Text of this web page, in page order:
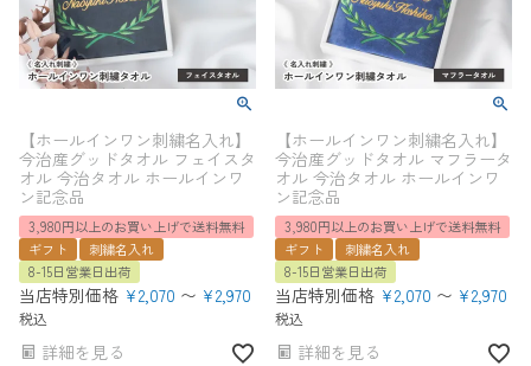
【ホールインワン刺繍名入れ】
今治産グッドタオル フェイスタ
オル 今治タオル ホールインワ
ン記念品
3,980円以上のお買い上げで送料無料
ギフト
刺繍名入れ
8-15日営業日出荷
当店特別価格 ¥2,070 〜 ¥2,970
税込
詳細を見る
【ホールインワン刺繍名入れ】
今治産グッドタオル マフラータ
オル 今治タオル ホールインワ
ン記念品
3,980円以上のお買い上げで送料無料
ギフト
刺繍名入れ
8-15日営業日出荷
当店特別価格 ¥2,070 〜 ¥2,970
税込
詳細を見る